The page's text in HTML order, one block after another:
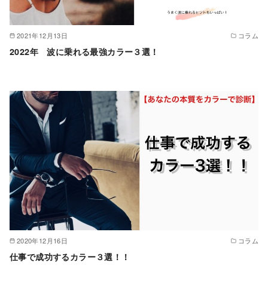
2021年12月13日 コラム
2022年 波に乗れる最強カラー３選！
2020年12月16日 コラム
仕事で成功するカラー３選！！